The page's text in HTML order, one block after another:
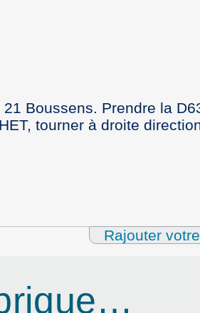
Boussens. Prendre la
tourner à droite
Rajouter